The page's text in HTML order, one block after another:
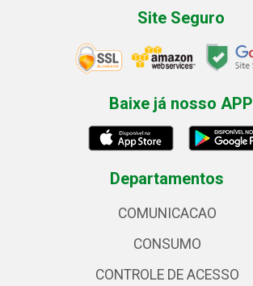
Site Seguro
Baixe já nosso APP
Departamentos
COMUNICACAO
CONSUMO
CONTROLE DE ACESSO